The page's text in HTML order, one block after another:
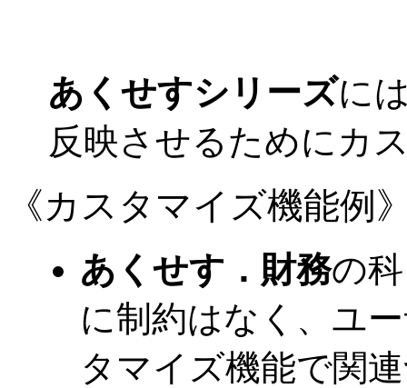
あくせすシリーズに
反映させるためにカ
《カスタマイズ機能例
あくせす．財務の
に制約はなく、ユ
タマイズ機能で関